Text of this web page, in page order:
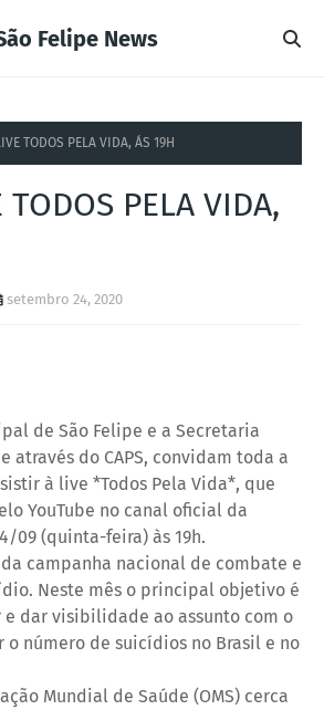
Felipe News
TODOS PELA VIDA, ÁS 19H
TODOS PELA VIDA,
setembro 24, 2020
de São Felipe e a Secretaria
através do CAPS, convidam toda a
à live *Todos Pela Vida*, que
YouTube no canal oficial da
09 (quinta-feira) às 19h.
campanha nacional de combate e
Neste mês o principal objetivo é
dar visibilidade ao assunto com o
número de suicídios no Brasil e no
Mundial de Saúde (OMS) cerca